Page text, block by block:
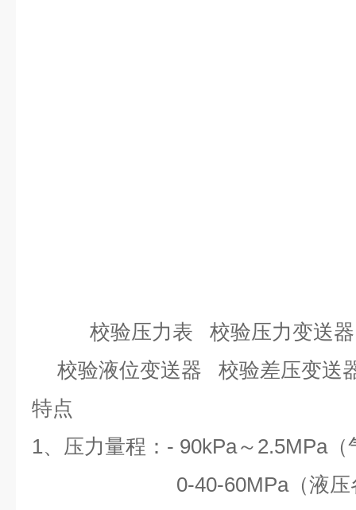
校验压力表 校验压力变送
校验液位变送器 校验差压变送
特点
1、压力量程：- 90kPa～2.5MPa（
0-40-60MPa（液压